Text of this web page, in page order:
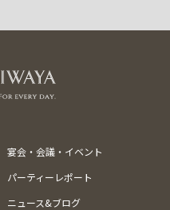
宴会・会議・イベント
パーティーレポート
ニュース&ブログ